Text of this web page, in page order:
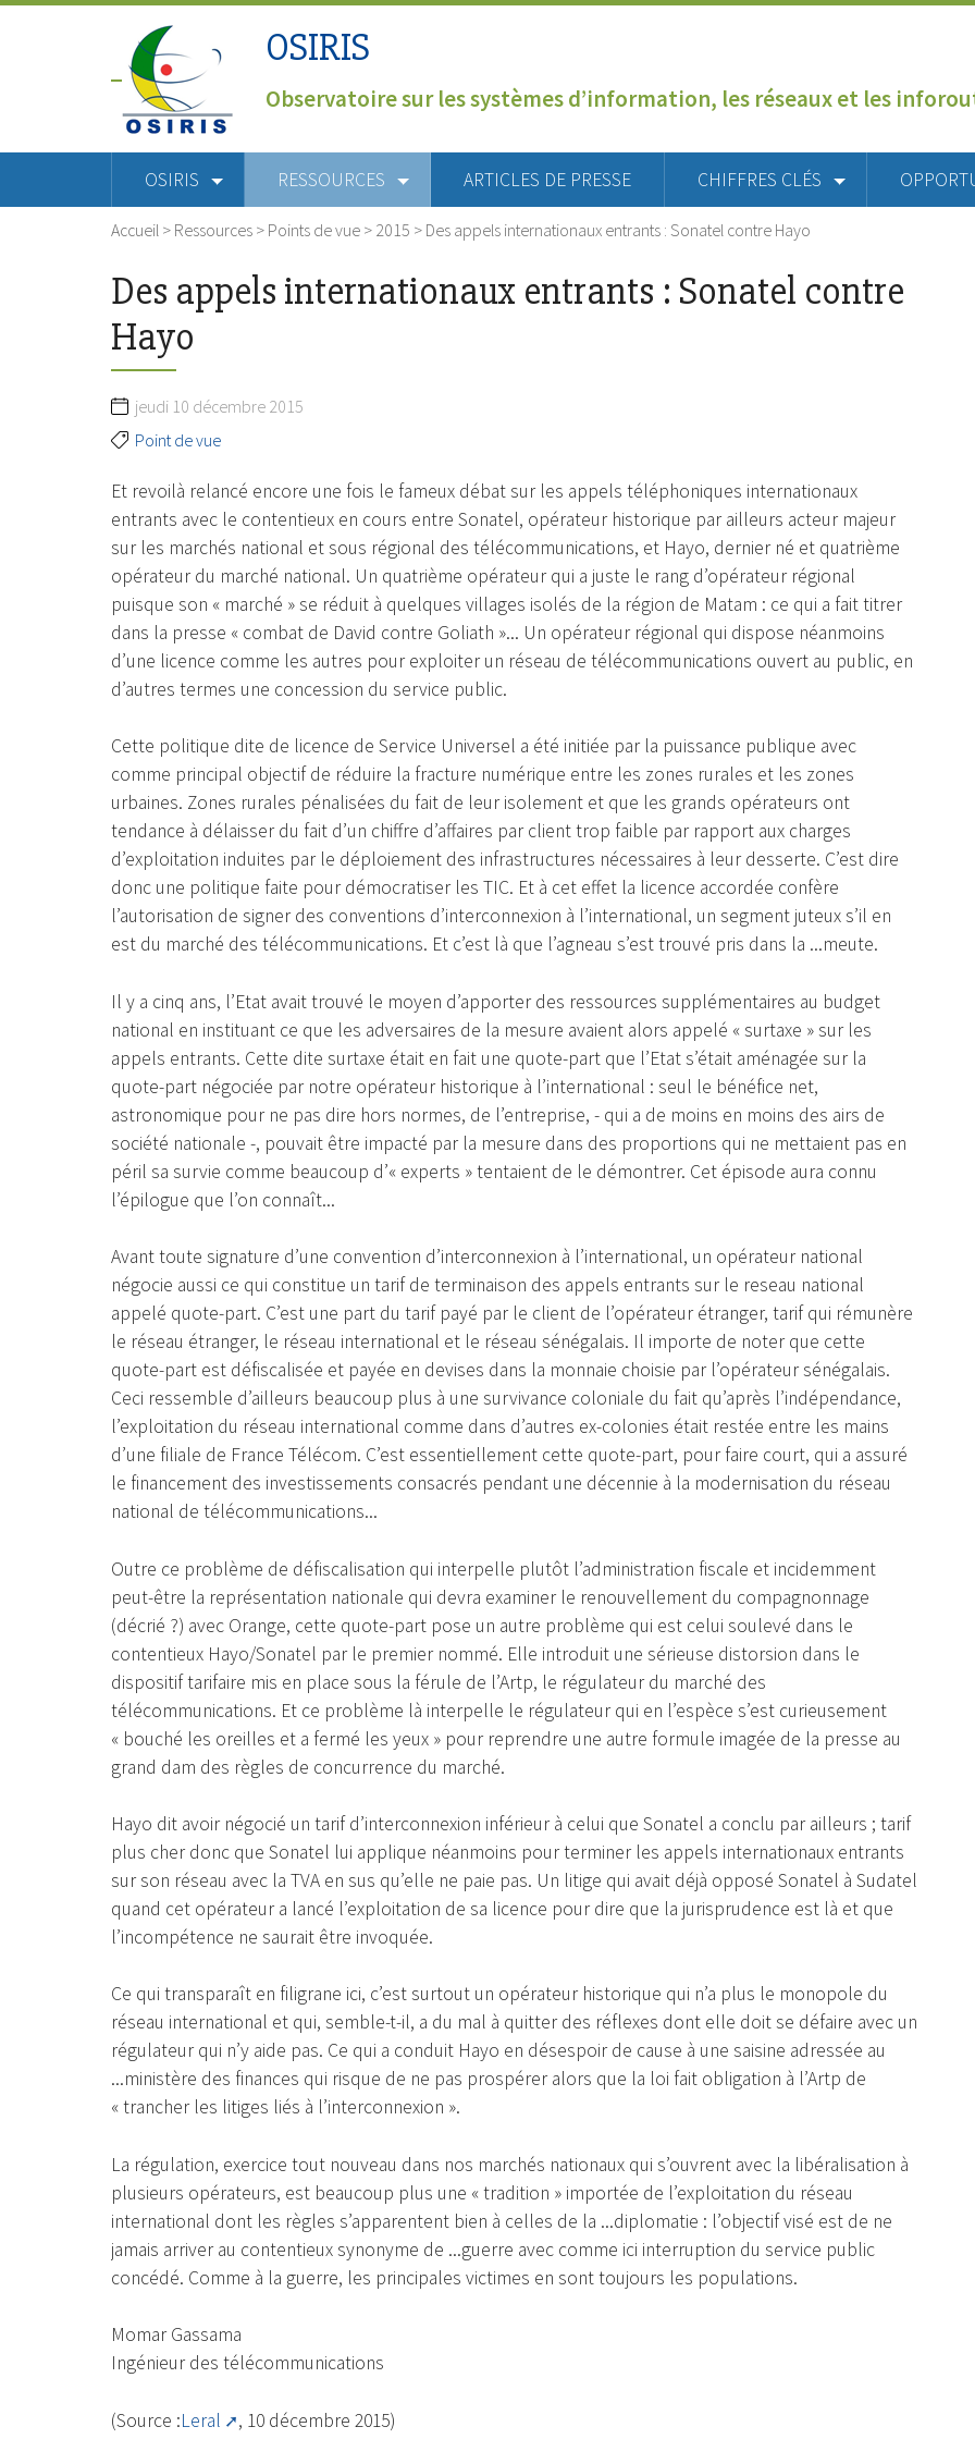
OSIRIS
Observatoire sur les systèmes d’information, les réseaux et les
OSIRIS RESSOURCES ARTICLES DE PRESSE CHIFFRES CLÉS
Accueil > Ressources > Points de vue > 2015 > Des appels internationaux entrants : Sonatel contre Hayo
Des appels internationaux entrants : Sonatel contre
Hayo
jeudi 10 décembre 2015
Point de vue
Et revoilà relancé encore une fois le fameux débat sur les appels téléphoniques internationaux
entrants avec le contentieux en cours entre Sonatel, opérateur historique par ailleurs acteur majeur
sur les marchés national et sous régional des télécommunications, et Hayo, dernier né et quatrième
opérateur du marché national. Un quatrième opérateur qui a juste le rang d’opérateur régional
puisque son « marché » se réduit à quelques villages isolés de la région de Matam : ce qui a fait titrer
dans la presse « combat de David contre Goliath »... Un opérateur régional qui dispose néanmoins
d’une licence comme les autres pour exploiter un réseau de télécommunications ouvert au public, en
d’autres termes une concession du service public.
Cette politique dite de licence de Service Universel a été initiée par la puissance publique avec
comme principal objectif de réduire la fracture numérique entre les zones rurales et les zones
urbaines. Zones rurales pénalisées du fait de leur isolement et que les grands opérateurs ont
tendance à délaisser du fait d’un chiffre d’affaires par client trop faible par rapport aux charges
d’exploitation induites par le déploiement des infrastructures nécessaires à leur desserte. C’est dire
donc une politique faite pour démocratiser les TIC. Et à cet effet la licence accordée confère
l’autorisation de signer des conventions d’interconnexion à l’international, un segment juteux s’il en
est du marché des télécommunications. Et c’est là que l’agneau s’est trouvé pris dans la ...meute.
Il y a cinq ans, l’Etat avait trouvé le moyen d’apporter des ressources supplémentaires au budget
national en instituant ce que les adversaires de la mesure avaient alors appelé « surtaxe » sur les
appels entrants. Cette dite surtaxe était en fait une quote-part que l’Etat s’était aménagée sur la
quote-part négociée par notre opérateur historique à l’international : seul le bénéfice net,
astronomique pour ne pas dire hors normes, de l’entreprise, - qui a de moins en moins des airs de
société nationale -, pouvait être impacté par la mesure dans des proportions qui ne mettaient pas en
péril sa survie comme beaucoup d’« experts » tentaient de le démontrer. Cet épisode aura connu
l’épilogue que l’on connaît...
Avant toute signature d’une convention d’interconnexion à l’international, un opérateur national
négocie aussi ce qui constitue un tarif de terminaison des appels entrants sur le reseau national
appelé quote-part. C’est une part du tarif payé par le client de l’opérateur étranger, tarif qui rémunère
le réseau étranger, le réseau international et le réseau sénégalais. Il importe de noter que cette
quote-part est défiscalisée et payée en devises dans la monnaie choisie par l’opérateur sénégalais.
Ceci ressemble d’ailleurs beaucoup plus à une survivance coloniale du fait qu’après l’indépendance,
l’exploitation du réseau international comme dans d’autres ex-colonies était restée entre les mains
d’une filiale de France Télécom. C’est essentiellement cette quote-part, pour faire court, qui a assuré
le financement des investissements consacrés pendant une décennie à la modernisation du réseau
national de télécommunications...
Outre ce problème de défiscalisation qui interpelle plutôt l’administration fiscale et incidemment
peut-être la représentation nationale qui devra examiner le renouvellement du compagnonnage
(décrié ?) avec Orange, cette quote-part pose un autre problème qui est celui soulevé dans le
contentieux Hayo/Sonatel par le premier nommé. Elle introduit une sérieuse distorsion dans le
dispositif tarifaire mis en place sous la férule de l’Artp, le régulateur du marché des
télécommunications. Et ce problème là interpelle le régulateur qui en l’espèce s’est curieusement
« bouché les oreilles et a fermé les yeux » pour reprendre une autre formule imagée de la presse au
grand dam des règles de concurrence du marché.
Hayo dit avoir négocié un tarif d’interconnexion inférieur à celui que Sonatel a conclu par ailleurs ; tarif
plus cher donc que Sonatel lui applique néanmoins pour terminer les appels internationaux entrants
sur son réseau avec la TVA en sus qu’elle ne paie pas. Un litige qui avait déjà opposé Sonatel à Sudatel
quand cet opérateur a lancé l’exploitation de sa licence pour dire que la jurisprudence est là et que
l’incompétence ne saurait être invoquée.
Ce qui transparaît en filigrane ici, c’est surtout un opérateur historique qui n’a plus le monopole du
réseau international et qui, semble-t-il, a du mal à quitter des réflexes dont elle doit se défaire avec un
régulateur qui n’y aide pas. Ce qui a conduit Hayo en désespoir de cause à une saisine adressée au
...ministère des finances qui risque de ne pas prospérer alors que la loi fait obligation à l’Artp de
« trancher les litiges liés à l’interconnexion ».
La régulation, exercice tout nouveau dans nos marchés nationaux qui s’ouvrent avec la libéralisation à
plusieurs opérateurs, est beaucoup plus une « tradition » importée de l’exploitation du réseau
international dont les règles s’apparentent bien à celles de la ...diplomatie : l’objectif visé est de ne
jamais arriver au contentieux synonyme de ...guerre avec comme ici interruption du service public
concédé. Comme à la guerre, les principales victimes en sont toujours les populations.
Momar Gassama
Ingénieur des télécommunications
(Source :Leral , 10 décembre 2015)